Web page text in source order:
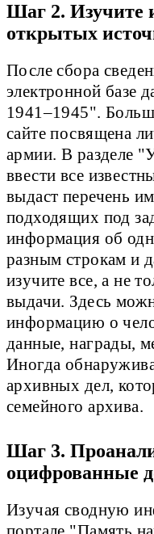
Шаг 2. Изучите
открытых
После сбора
электронной базе
1941–1945".
сайте посвящена
армии. В разделе
ввести все
выдаст перечень
подходящих под
информация об
разным строкам и
изучите все, а не
выдачи. Здесь
информацию о
данные, награды,
Иногда
архивных дел,
семейного архива.
Шаг 3.
оцифрованные
Изучая сводную